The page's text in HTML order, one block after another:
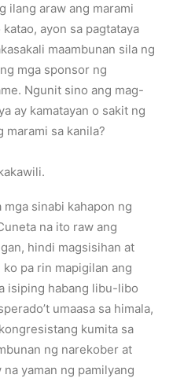
ilang araw ang marami
ayon sa pagtataya
maambunan sila ng
mga sponsor ng
Ngunit sino ang mag-
ay kamatayan o sakit ng
marami sa kanila?
sinabi kahapon ng
na ito raw ang
hindi magsisihan at
pa rin mapigilan ang
isiping habang libu-libo
umaasa sa himala,
kumita sa
ng narekober at
yaman ng pamilyang